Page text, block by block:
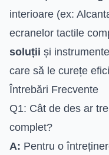
interioare (ex:
ecranelor tactile
soluții și
care să le curețe
Întrebări Frecvente
Q1: Cât de des ar
complet?
A: Pentru o